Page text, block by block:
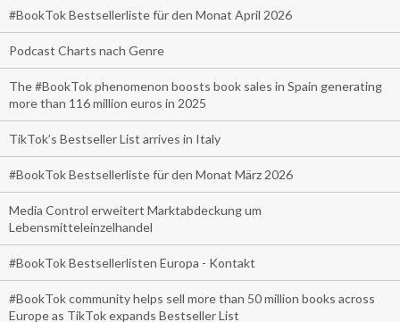
#BookTok Bestsellerliste für den Monat April 2026
Podcast Charts nach Genre
The #BookTok phenomenon boosts book sales in Spain generating
more than 116 million euros in 2025
TikTok’s Bestseller List arrives in Italy
#BookTok Bestsellerliste für den Monat März 2026
Media Control erweitert Marktabdeckung um
Lebensmitteleinzelhandel
#BookTok Bestsellerlisten Europa - Kontakt
#BookTok community helps sell more than 50 million books across
Europe as TikTok expands Bestseller List